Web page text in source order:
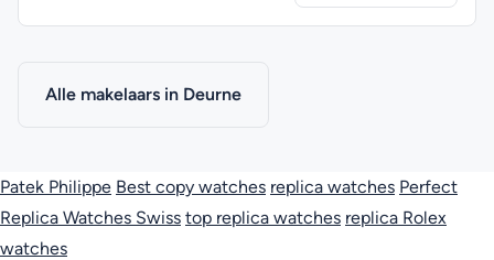
Alle makelaars in Deurne
Patek Philippe Best copy watches replica watches Perfect
Replica Watches Swiss top replica watches replica Rolex
watches